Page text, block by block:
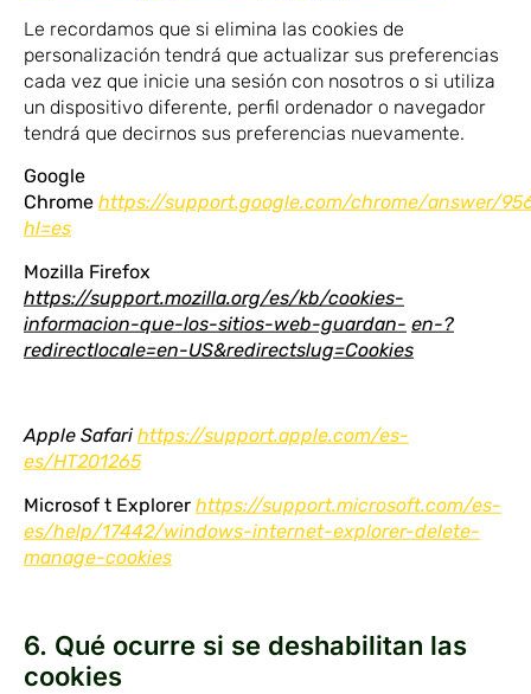
Le recordamos que si elimina las cookies de
personalización tendrá que actualizar sus preferencias
cada vez que inicie una sesión con nosotros o si utiliza
un dispositivo diferente, perfil ordenador o navegador
tendrá que decirnos sus preferencias nuevamente.
Google
Chrome https://support.google.com/chrome/answer/
hl=es
Mozilla Firefox
https://support.mozilla.org/es/kb/cookies-
informacion-que-los-sitios-web-guardan- en-?
redirectlocale=en-US&redirectslug=Cookies
Apple Safari https://support.apple.com/es-
es/HT201265
Microsof t Explorer https://support.microsoft.com/es-
es/help/17442/windows-internet-explorer-delete-
manage-cookies
6. Qué ocurre si se deshabilitan las
cookies